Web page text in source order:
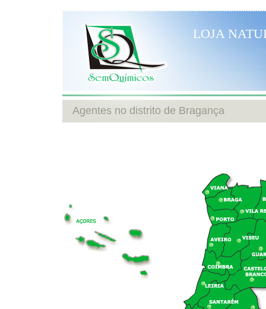
LOJA
Agentes no distrito de Bragança